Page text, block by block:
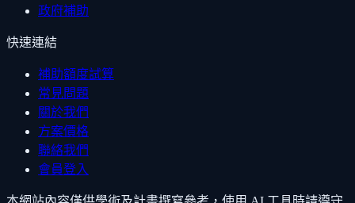
政府補助
快速連結
補助額度試算
常見問題
關於我們
方案價格
聯絡我們
會員登入